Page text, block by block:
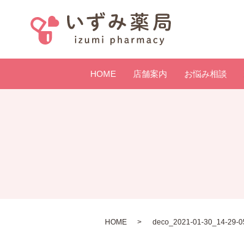
HOME 店舗案内 お悩み相談
HOME deco_2021-01-30_14-29-